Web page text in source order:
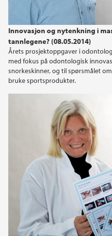
Innovasjon og nytenkning i
tannlegene? (08.05.2014)
Årets prosjektoppgaver i
med fokus på odontologisk
snorkeskinner, og til spørsmålet
bruke sportsprodukter.